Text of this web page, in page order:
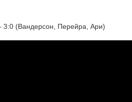
3:0 (Вандерсон, Перейра, Ари)